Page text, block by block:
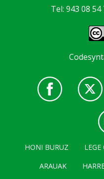
Tel: 943 08 54
HONI BURUZ LEGE
ARAUAK